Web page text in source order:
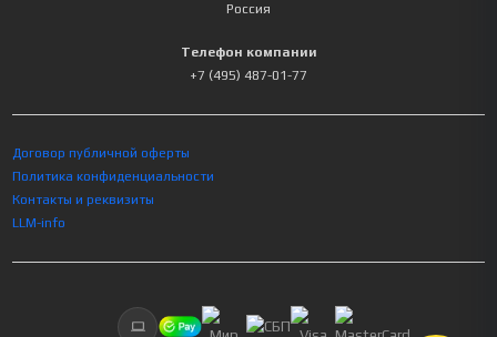
Россия
Телефон компании
+7 (495) 487-01-77
Договор публичной оферты
Политика конфиденциальности
Контакты и реквизиты
LLM-info